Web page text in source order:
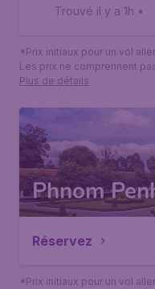
Trouvé il y a 1h •
*Prix initiaux pour un vol
Les prix ne comprennent
Plus de détails
Phnom
Réservez
*Prix initiaux pour un vol